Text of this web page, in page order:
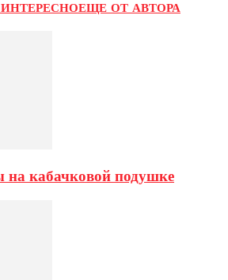
ЕЩЕ ОТ АВТОРА
на кабачковой подушке